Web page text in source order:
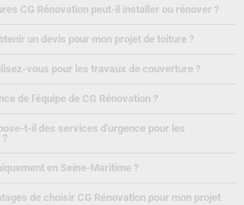
CG Rénovation peut-il installer ou rénover ?
un devis pour mon projet de toiture ?
vous pour les travaux de couverture ?
de l'équipe de CG Rénovation ?
t-il des services d'urgence pour les
en Seine-Maritime ?
de choisir CG Rénovation pour mon projet